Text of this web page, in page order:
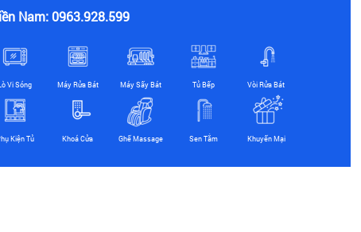
Nam: 0963.928.599
Vi Sóng Máy Rửa Bát Máy Sấy Bát Tủ Bếp Vòi Rửa Bát
Kiện Tủ Khoá Cửa Ghế Massage Sen Tắm Khuyến Mại